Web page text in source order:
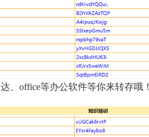
、office等办公软件等你来转存哦！